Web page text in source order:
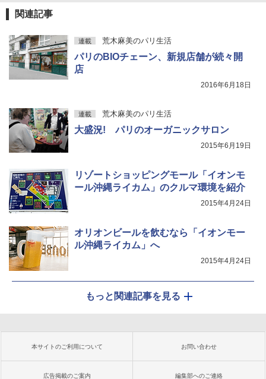
関連記事
連載 荒木麻美のパリ生活
パリのBIOチェーン、新規店舗が続々開
店
2016年6月18日
連載 荒木麻美のパリ生活
大盛況! パリのオーガニックサロン
2015年6月19日
リゾートショッピングモール「イオンモ
ール沖縄ライカム」のクルマ環境を紹介
2015年4月24日
オリオンビールを飲むなら「イオンモー
ル沖縄ライカム」へ
2015年4月24日
もっと関連記事を見る
本サイトのご利用について お問い合わせ
広告掲載のご案内 編集部へのご連絡